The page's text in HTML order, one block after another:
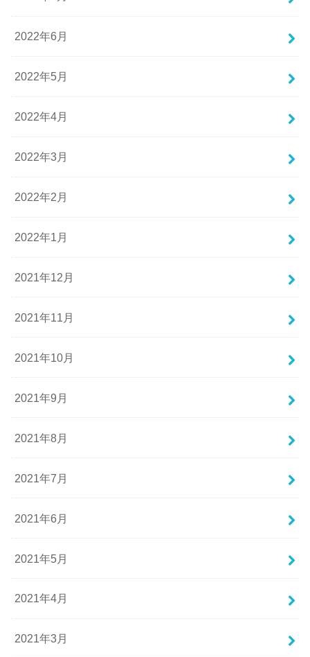
2022年6月
2022年5月
2022年4月
2022年3月
2022年2月
2022年1月
2021年12月
2021年11月
2021年10月
2021年9月
2021年8月
2021年7月
2021年6月
2021年5月
2021年4月
2021年3月